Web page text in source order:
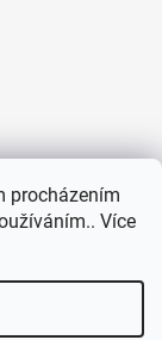
procházením
Více